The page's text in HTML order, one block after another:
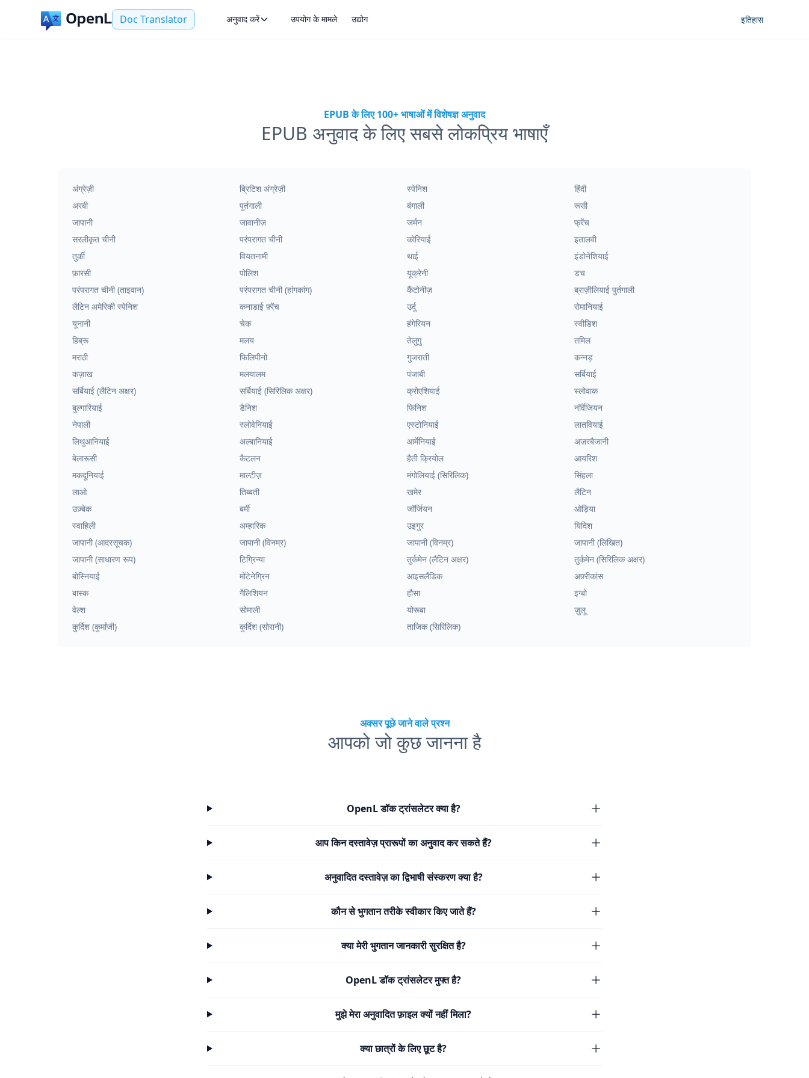
Doc Translator अनुवाद करें उपयोग के मामले उद्योग इतिहास
EPUB के लिए 100+ भाषाओं में विशेषज्ञ अनुवाद
EPUB अनुवाद के लिए सबसे लोकप्रिय भाषाएँ
अंग्रेज़ी ब्रिटिश अंग्रेज़ी स्पेनिश
हिंदी
अरबी
पुर्तगाली बंगाली
रूसी
जापानी
जावानीज़ जर्मन
फ्रेंच
सरलीकृत चीनी
परंपरागत चीनी कोरियाई
इतालवी
तुर्की
वियतनामी थाई
इंडोनेशियाई
फ़ारसी
पोलिश यूक्रेनी
डच
परंपरागत चीनी (ताइवान)
परंपरागत चीनी (हांगकांग) कैंटोनीज़
ब्राज़ीलियाई पुर्तगाली
लैटिन अमेरिकी स्पेनिश
कनाडाई फ़्रेंच उर्दू
रोमानियाई
यूनानी
चेक हंगेरियन
स्वीडिश
हिब्रू
मलय तेलुगु
तमिल
मराठी
फिलिपीनो गुजराती
कन्नड़
कज़ाख
मलयालम पंजाबी
सर्बियाई
सर्बियाई (लैटिन अक्षर)
सर्बियाई (सिरिलिक अक्षर) क्रोएशियाई
स्लोवाक
बुल्गारियाई
डैनिश फिनिश
नॉर्वेजियन
नेपाली
स्लोवेनियाई एस्टोनियाई
लातवियाई
लिथुआनियाई
अल्बानियाई आर्मेनियाई
अज़रबैजानी
बेलारूसी
कैटलन हैती क्रियोल
आयरिश
मकदूनियाई
माल्टीज़ मंगोलियाई (सिरिलिक)
सिंहला
लाओ
तिब्बती खमेर
लैटिन
उज़्बेक
बर्मी जॉर्जियन
ओड़िया
स्वाहिली
अम्हारिक उइगुर
यिदिश
जापानी (आदरसूचक)
जापानी (विनम्र) जापानी (विनम्र)
जापानी (लिखित)
जापानी (साधारण रूप)
टिग्रिन्या तुर्कमेन (लैटिन अक्षर)
तुर्कमेन (सिरिलिक अक्षर)
बोस्नियाई
मोंटेनेग्रिन आइसलैंडिक
अफ़्रीकांस
बास्क
गैलिशियन हौसा
इग्बो
वेल्श
सोमाली योरूबा
ज़ुलू
कुर्दिश (कुर्मांजी)
कुर्दिश (सोरानी) ताजिक (सिरिलिक)
अक्सर पूछे जाने वाले प्रश्न
आपको जो कुछ जानना है
OpenL डॉक ट्रांसलेटर क्या है?
आप किन दस्तावेज़ प्रारूपों का अनुवाद कर सकते हैं?
अनुवादित दस्तावेज़ का द्विभाषी संस्करण क्या है?
कौन से भुगतान तरीके स्वीकार किए जाते हैं?
क्या मेरी भुगतान जानकारी सुरक्षित है?
OpenL डॉक ट्रांसलेटर मुफ्त है?
मुझे मेरा अनुवादित फ़ाइल क्यों नहीं मिला?
क्या छात्रों के लिए छूट है?